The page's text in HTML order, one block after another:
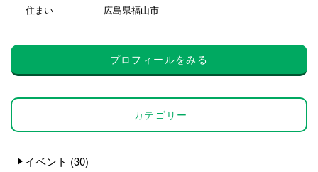
住まい
広島県福山市
プロフィールをみる
カテゴリー
イベント (30)